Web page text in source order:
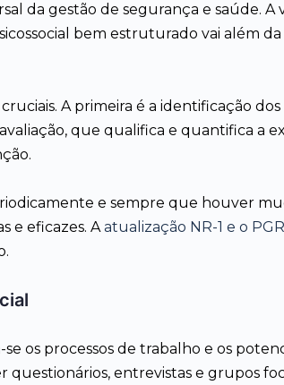
da gestão de segurança e saúde.
bem estruturado vai além
A primeira é a identificação dos
que qualifica e quantifica a
e sempre que houver
e eficazes. Aatualização NR-1 e o PGR
processos de trabalho e os
entrevistas e grupos